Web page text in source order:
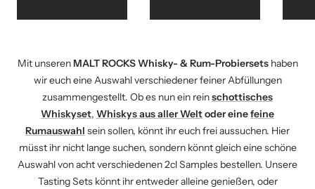
Mit unserenMALT ROCKS Whisky- & Rum-Probiersetshaben
wir euch eine Auswahl verschiedener feiner Abfüllungen
zusammengestellt. Ob es nun ein reinschottisches
Whiskyset, Whiskys aus aller Weltoder einefeine
Rumauswahl sein sollen, könnt ihr euch frei aussuchen. Hier
müsst ihr nicht lange suchen, sondern könnt gleich eine schöne
Auswahl von acht verschiedenen 2cl Samples bestellen. Unsere
Tasting Sets könnt ihr entweder alleine genießen, oder